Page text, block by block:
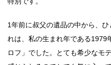
1年前に叔父の遺品の中から、
れは、私の生まれ年である1979
ロフ」でした。とても希少なモ